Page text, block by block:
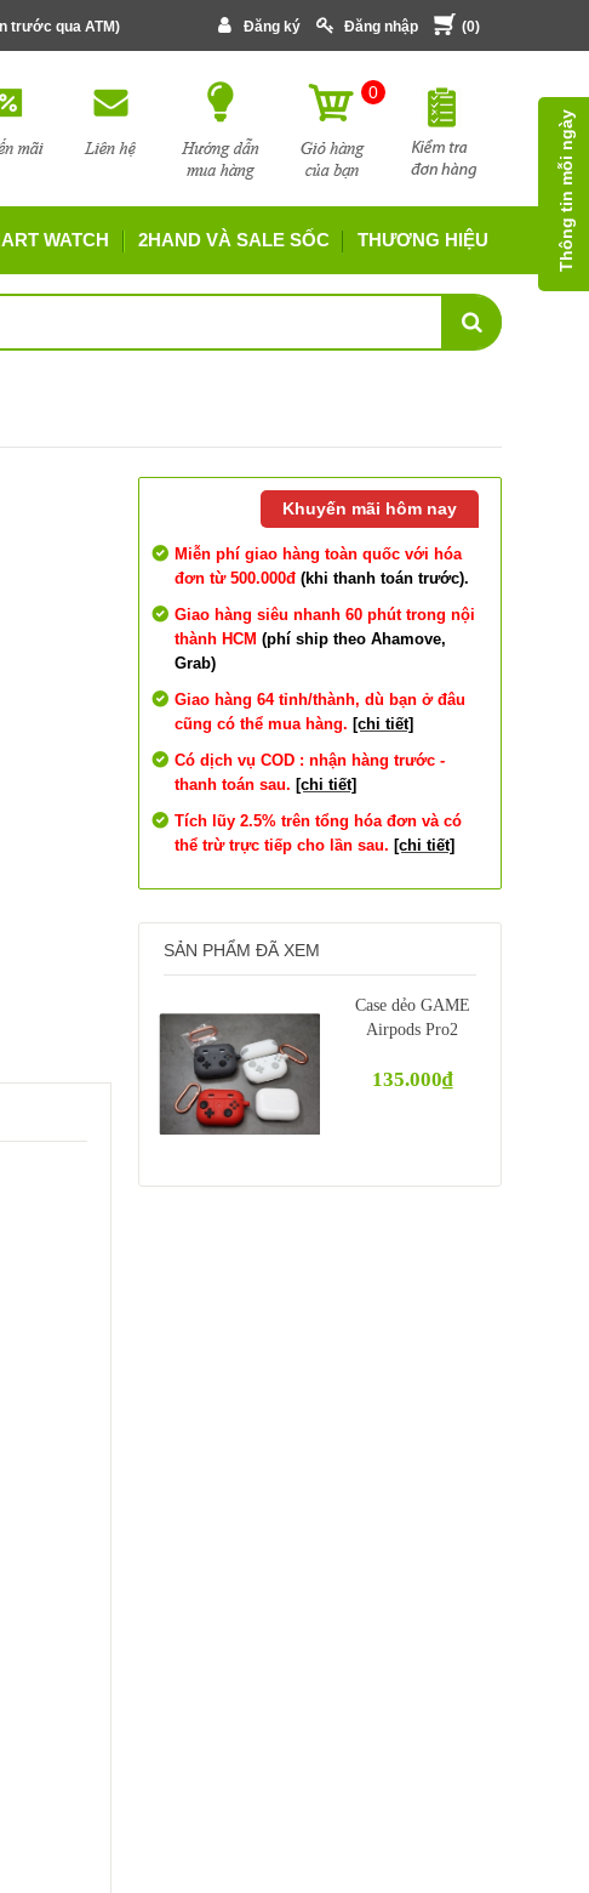
trước qua ATM) Đăng ký Đăng nhập (0)
0
WATCH 2HAND VÀ SALE SỐC THƯƠNG HIỆU
Khuyến mãi hôm nay
Miễn phí giao hàng toàn quốc với hóa
đơn từ 500.000đ (khi thanh toán trước).
Giao hàng siêu nhanh 60 phút trong nội
thành HCM (phí ship theo Ahamove,
Grab)
Giao hàng 64 tỉnh/thành, dù bạn ở đâu
cũng có thể mua hàng. [chi tiết]
Có dịch vụ COD : nhận hàng trước -
thanh toán sau. [chi tiết]
Tích lũy 2.5% trên tổng hóa đơn và có
thể trừ trực tiếp cho lần sau. [chi tiết]
SẢN PHẨM ĐÃ XEM
Case dẻo GAME
Airpods Pro2
135.000₫
Thông tin mỗi ngày